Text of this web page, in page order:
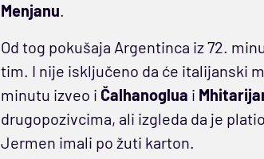
Menjanu.
Od tog pokušaja Argentinca iz 72.
tim. I nije isključeno da će italijanski
minutu izveo i Čalhanoglua i
drugopozivcima, ali izgleda da je
Jermen imali po žuti karton.